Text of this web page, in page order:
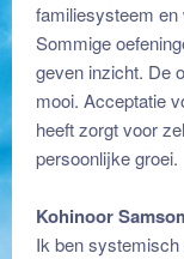
familiesysteem
Sommige
geven inzicht. De
mooi. Acceptatie
heeft zorgt voor
persoonlijke groei.
Kohinoor
Ik ben systemisch